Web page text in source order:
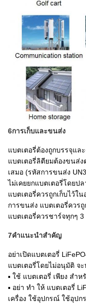
6การเก็บและขนส่ง
แบตเตอรี่ต้องถูกบรรจุแล
แบตเตอรี่ลิตียมต้องขนส่
เสมอ (รหัสการขนส่ง
ไม่เคยยกแบตเตอรี่โดยป
แบตเตอรี่ควรถูกเก็บไว้ใ
การขนส่ง แบตเตอรี่ควร
แบตเตอรี่ควรชาร์จทุกๆ
7คําแนะนําสําคัญ
อย่าเปิดแบตเตอรี่
แบตเตอรี่โดยไม่อนุมัติ จ
▪ ใช้ แบตเตอรี่ เพียง สํา
▪ อย่า ทํา ให้ แบตเตอรี่
เครื่อง ใช้อุปกรณ์ ใช้อุป